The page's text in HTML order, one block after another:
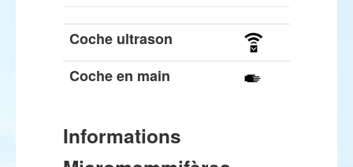
Coche ultrason
Coche en main
Informations